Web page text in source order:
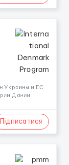
Украины и ЕС
Дании.
Підписатися